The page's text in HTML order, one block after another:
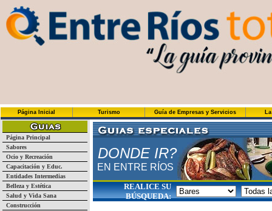
Página Inicial Turismo Guía de Empresas y Servicios
Página Principal
Sabores
Ocio y Recreación
Capacitación y Educ.
Entidades Intermedias
Belleza y Estética
Salud y Vida Sana
Construcción
DONDE IR?
EN ENTRE RÍOS
REALICE SU
BÚSQUEDA: